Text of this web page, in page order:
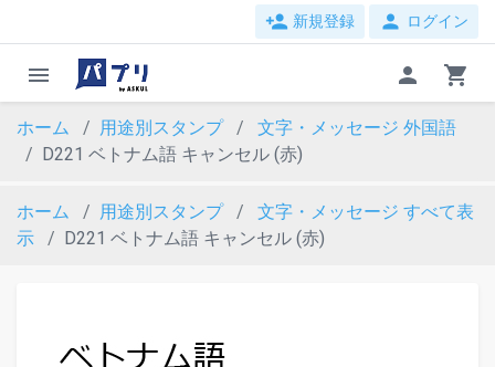
person_add 新規登録 person ログイン
menu person shopping_cart
ホーム 用途別スタンプ 文字・メッセージ 外国語
D221 ベトナム語 キャンセル (赤)
ホーム 用途別スタンプ 文字・メッセージ すべて表
示
D221 ベトナム語 キャンセル (赤)